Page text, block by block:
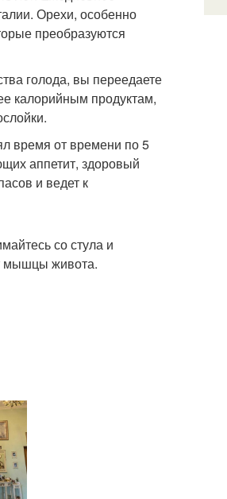
Орехи, особенно
преобразуются
голода, вы переедаете
калорийным продуктам,
время от времени по 5
аппетит, здоровый
и ведет к
со стула и
мышцы живота.